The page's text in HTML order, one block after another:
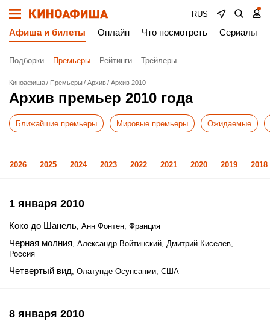
RUS
Афиша и билеты Онлайн Что посмотреть Сериалы
Подборки Премьеры Рейтинги Трейлеры
Киноафиша Премьеры Архив Архив 2010
Архив премьер 2010 года
Ближайшие премьеры Мировые премьеры Ожидаемые
2026 2025 2024 2023 2022 2021 2020 2019 2018
1 января 2010
Коко до Шанель, Анн Фонтен, Франция
Черная молния, Александр Войтинский, Дмитрий Киселев,
Россия
Четвертый вид, Олатунде Осунсанми, США
8 января 2010